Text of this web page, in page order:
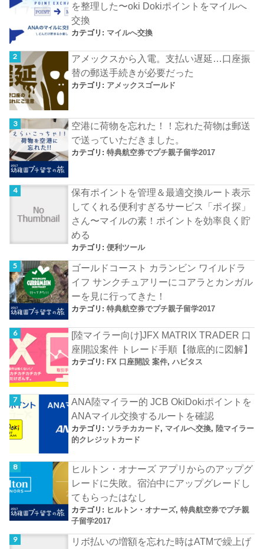
を整理した〜oki Dokiポイントをマイルへ
交換
カテゴリ: マイルへ交換
アメックスから入電。支払い遅延…口座振
替の郵送手続きが必要だった
カテゴリ: アメックスゴールド
空港に荷物を忘れた！！忘れた荷物は郵送
で送っていただきました。
カテゴリ:特典航空券でプチ親子留学2017
保有ポイントを管理＆最適交換ルート表示
してくれる便利すぎるサービス「ポイ探」
さん〜マイルの素！ポイントを効率良く貯
める
カテゴリ:便利ツール
ゴールドコースト カランビン ワイルドラ
イフ サンクチュアリーにコアラとカンガル
ーを見に行ってきた！
カテゴリ:特典航空券でプチ親子留学2017
[陸マイラー向け]JFX MATRIX TRADER 口
座開設案件 トレード手順【徹底的に図解】
カテゴリ: FX 口座開設 案件,ハピタス
ANA陸マイラー的 JCB OkiDokiポイントを
ANAマイル交換するルートを確認
カテゴリ: ソラチカカード, マイルへ交換, 陸マイラー
的クレジットカード
ヒルトン・オナーズ アプリからのアップグ
レードに失敗。宿泊中にアップグレードし
てもらったはなし
カテゴリ: ヒルトン・オナーズ,特典航空券でプチ親
子留学2017
リボ払いの増額を忘れた時はATMで繰上げ